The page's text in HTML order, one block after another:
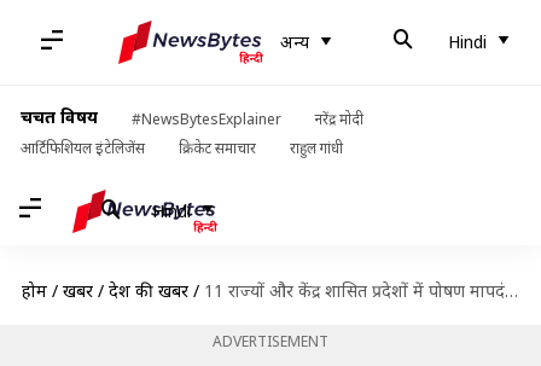
अन्य Hindi
चर्चित विषय #NewsBytesExplainer
नरेंद्र मोदी
आर्टिफिशियल इंटेलिजेंस
क्रिकेट समाचार राहुल गांधी
Hindi
होम / खबरें / देश की खबरें / 11 राज्यों और केंद्र शासित प्रदेशों में पोषण मापदंडों पर खरा नहीं उतरता मिड डे मील
ADVERTISEMENT